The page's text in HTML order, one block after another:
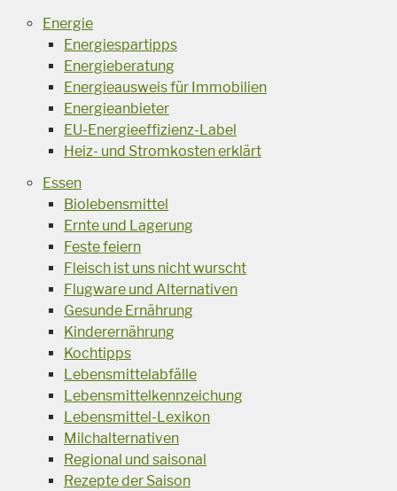
Energie
Energiespartipps
Energieberatung
Energieausweis für Immobilien
Energieanbieter
EU-Energieeffizienz-Label
Heiz- und Stromkosten erklärt
Essen
Biolebensmittel
Ernte und Lagerung
Feste feiern
Fleisch ist uns nicht wurscht
Flugware und Alternativen
Gesunde Ernährung
Kinderernährung
Kochtipps
Lebensmittelabfälle
Lebensmittelkennzeichung
Lebensmittel-Lexikon
Milchalternativen
Regional und saisonal
Rezepte der Saison